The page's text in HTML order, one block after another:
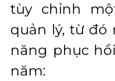
tùy chỉnh
quản lý, từ đó
năng phục
năm: